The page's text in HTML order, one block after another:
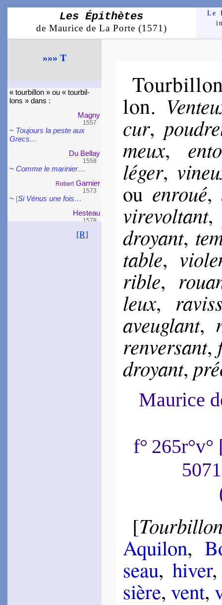
Les Épithètes
de Maurice de La Porte (1571)
Le
»»» T
« tourbil­lon » ou « tourbil­
lons » dans :
Magny
1557
~ Toujours la peste aux
Grecs…
Du Bellay
1558
~Comme le mari­nier…
RobertGar­nier
1573
~ [Si Vénus une fois…
Hes­teau
1578
[R]
lon.
cur,
meux,
lé­ger,
ou en­roué,
vi­re­vol­tant
droyant,
table,
rible,
leux,
aveu­glant,
ren­ver­sant,
droyant,
Maurice
f°
[
Aqui­lon,
seau, hi­ver
sière, vent,